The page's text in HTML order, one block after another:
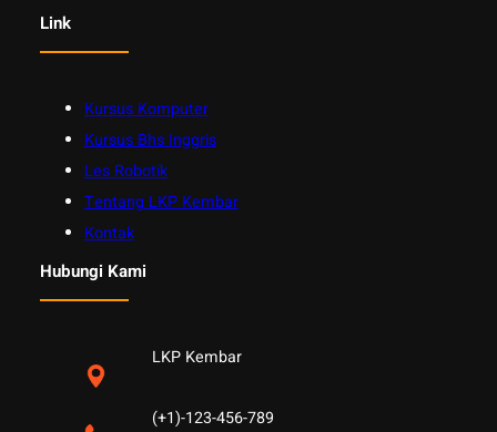
Link
Kursus Komputer
Kursus Bhs Inggris
Les Robotik
Tentang LKP Kembar
Kontak
Hubungi Kami
LKP Kembar
(+1)-123-456-789